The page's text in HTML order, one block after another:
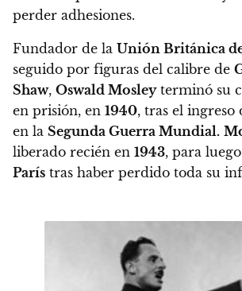
perder adhesiones.
Fundador de la Unión Británica de
seguido por figuras del calibre de
Shaw, Oswald Mosleyterminó su
en prisión, en 1940, tras el ingreso
en la Segunda Guerra Mundial.
liberado recién en 1943, para
París tras haber perdido toda su